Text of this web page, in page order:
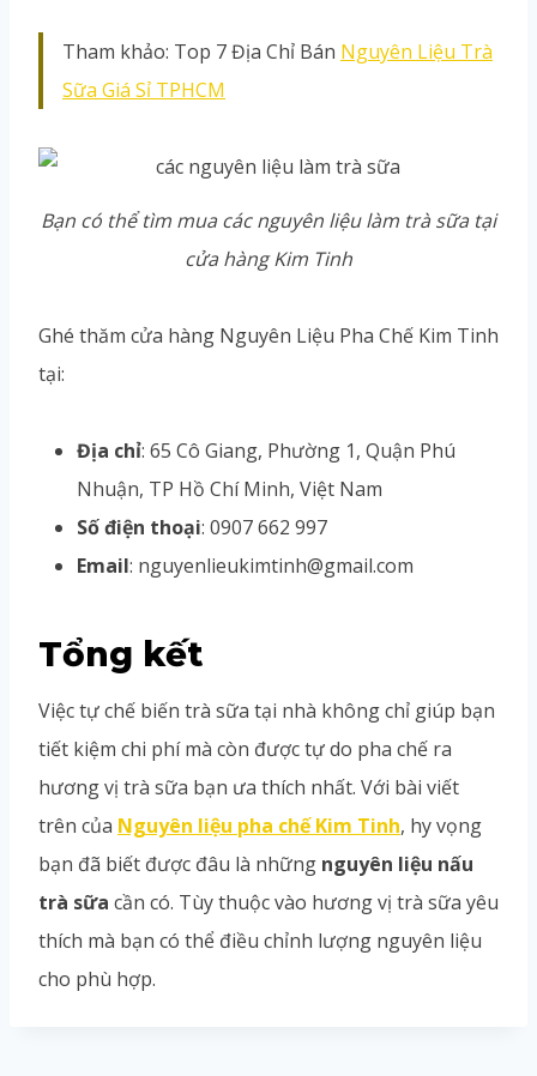
Tham khảo: Top 7 Địa Chỉ Bán Nguyên Liệu Trà
Sữa Giá Sỉ TPHCM
Bạn có thể tìm mua các nguyên liệu làm trà sữa tại
cửa hàng Kim Tinh
Ghé thăm cửa hàng Nguyên Liệu Pha Chế Kim Tinh
tại:
Địa chỉ: 65 Cô Giang, Phường 1, Quận Phú
Nhuận, TP Hồ Chí Minh, Việt Nam
Số điện thoại: 0907 662 997
Email: nguyenlieukimtinh@gmail.com
Tổng kết
Việc tự chế biến trà sữa tại nhà không chỉ giúp bạn
tiết kiệm chi phí mà còn được tự do pha chế ra
hương vị trà sữa bạn ưa thích nhất. Với bài viết
trên của Nguyên liệu pha chế Kim Tinh, hy vọng
bạn đã biết được đâu là những nguyên liệu nấu
trà sữa cần có. Tùy thuộc vào hương vị trà sữa yêu
thích mà bạn có thể điều chỉnh lượng nguyên liệu
cho phù hợp.